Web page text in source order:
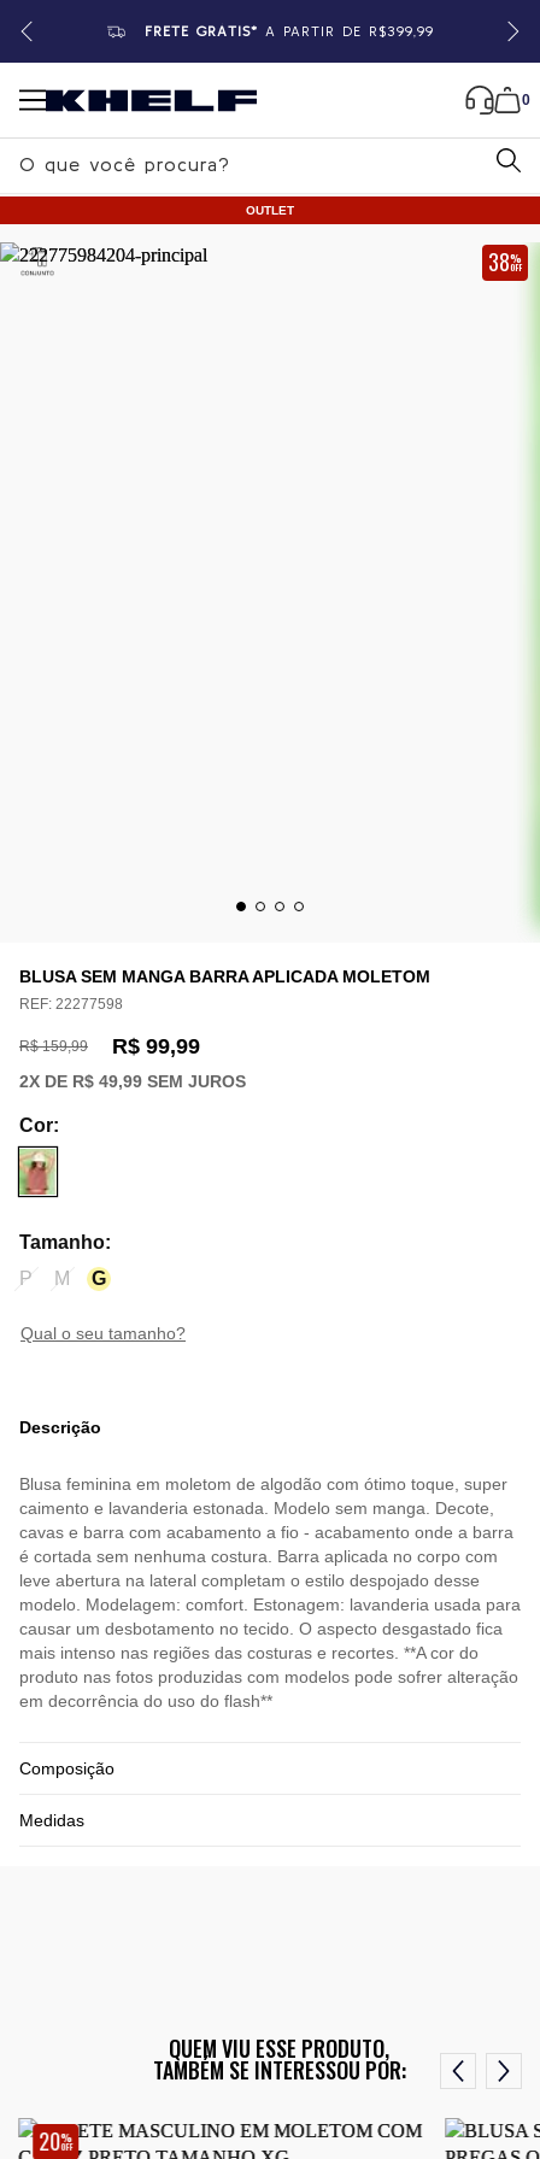
FRETE GRÁTIS* A PARTIR DE R$399,99
0
B
u
s
c
a
OUTLET
38%
OFF
BLUSA SEM MANGA BARRA APLICADA MOLETOM
REF: 22277598
R$ 159,99 R$ 99,99
2X DE R$ 49,99 SEM JUROS
Cor:
Tamanho:
P
M G
qual o seu tamanho?
Descrição
Blusa feminina em moletom de algodão com ótimo toque, super
caimento e lavanderia estonada. Modelo sem manga. Decote,
cavas e barra com acabamento a fio - acabamento onde a barra
é cortada sem nenhuma costura. Barra aplicada no corpo com
leve abertura na lateral completam o estilo despojado desse
modelo. Modelagem: comfort. Estonagem: lavanderia usada para
causar um desbotamento no tecido. O aspecto desgastado fica
mais intenso nas regiões das costuras e recortes. **A cor do
produto nas fotos produzidas com modelos pode sofrer alteração
em decorrência do uso do flash**
Composição
Medidas
QUEM VIU ESSE PRODUTO,
TAMBÉM SE INTERESSOU POR:
20%
OFF